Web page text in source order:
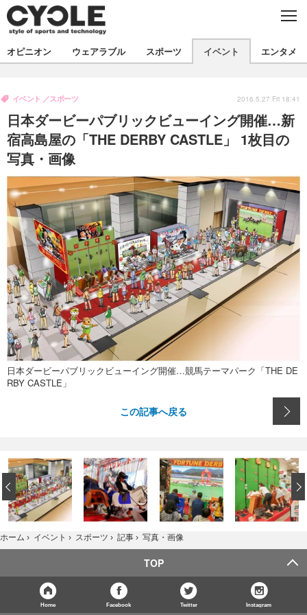
C
E
製品/用品
衣類
飲食
バックナンバー
コラム
インプレ
ボイス
デバイス
ビジネス
国内
海外
スポーツ
短信
選手
写真
動画
イベント
試乗会
スポーツ
ツアー
文化
エンタメ
芸能
出版／映画
話題
ファッション
デザイン
写真
動画
ライフ
社会
政治
ハウツー
オピニオン ウェアラブル スポーツ イベント エンタメ
日本ダービーパブリックビューイング開催…新
宿高島屋の「THE DERBY CASTLE」 1枚目の
写真・画像
イベント スポーツ 2016.5.27 Fri 18:41
日本ダービーパブリックビューイング開催…競馬テーマパーク「THE DE
RBY CASTLE」
この記事へ戻る
‹
ホーム › イベント › スポーツ › 記事 › 写真・画像
TOP
Home Facebook Twitter Instagram